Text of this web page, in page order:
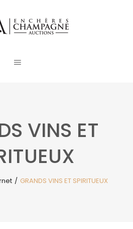
VINS ET
/ GRANDS VINS ET SPIRITUEUX